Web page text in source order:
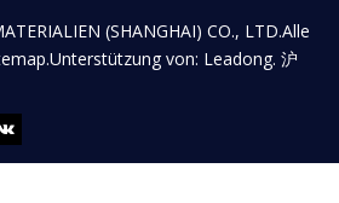
(SHANGHAI) CO., LTD.Alle
.Unterstützung von: Leadong. 沪